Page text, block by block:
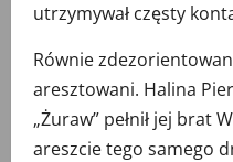
utrzymywał częsty
Równie
aresztowani. Halina
„Żuraw” pełnił jej brat
areszcie tego samego